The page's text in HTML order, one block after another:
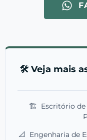
🛠️ Veja mais
🏗️ Escritório
📐 Engenharia de